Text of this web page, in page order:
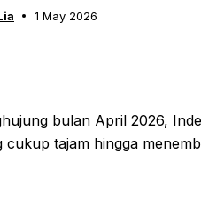
1 May 2026
bulan April 2026,
cukup tajam hingga